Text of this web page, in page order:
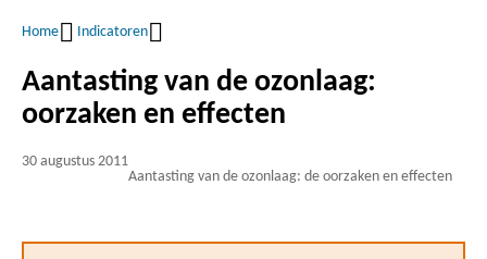
Kruimelpad
Home Indicatoren
Aantasting van de ozonlaag:
oorzaken en effecten
30 augustus 2011
Aantasting van de ozonlaag: de oorzaken en effecten